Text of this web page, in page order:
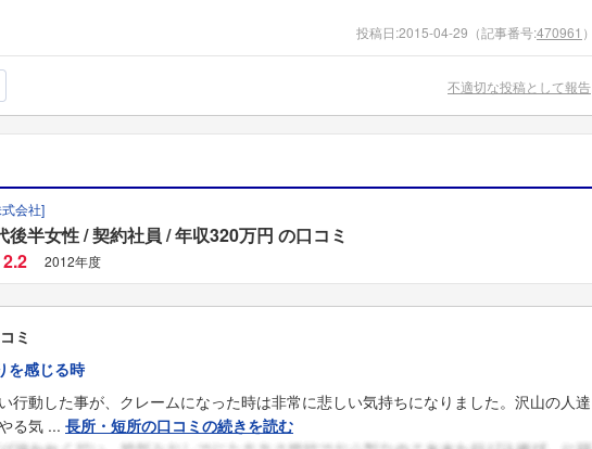
投稿日:2015-04-29 （記事番号:470961 ）
不適切な投稿として報告
会社]
後半女性 契約社員 年収320万円 の口コミ
2.2
2012年度
ミ
を感じる時
行動した事が、クレームになった時は非常に悲しい気持ちになりました。沢山の人達
る気 ... 長所・短所の口コミの続きを読む